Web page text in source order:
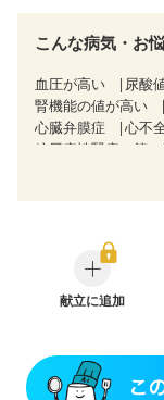
こんな病気・お
血圧が高い 尿酸
腎機能の値が高い
心臓弁膜症
心不
糖尿病性腎症（第３
妊婦健診・体重増
妊婦健診・血圧が
妊婦健診・血糖値
フレイル（年齢に合
ニキビ・肌荒れ
献立に追加